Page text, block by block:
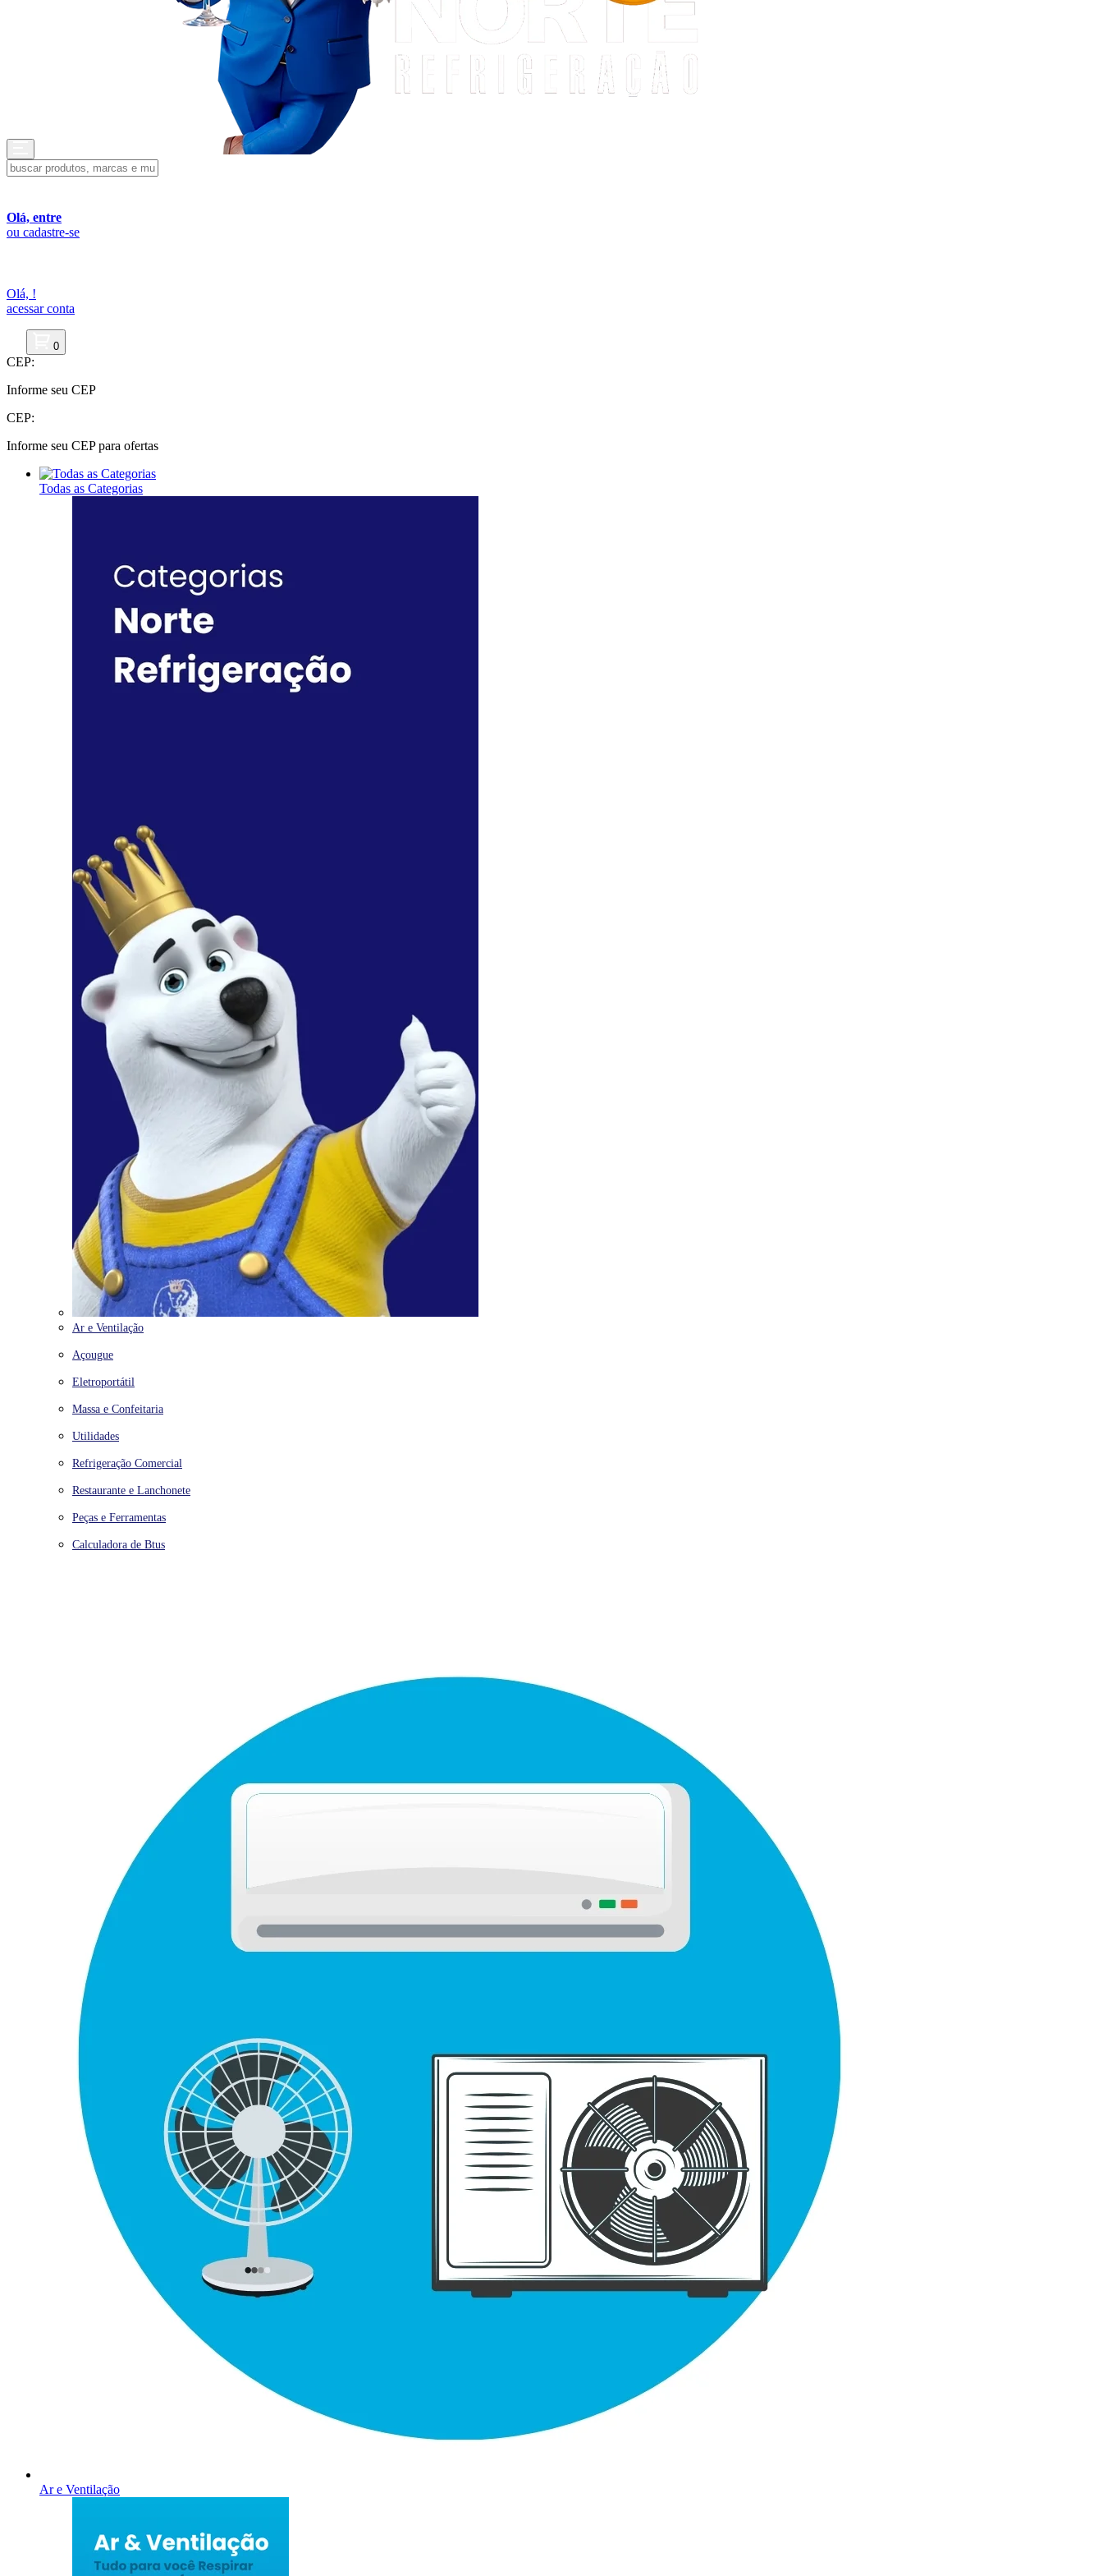
Olá, entre
ou cadastre-se
Olá, !
acessar conta
0
CEP:
Informe seu CEP
CEP:
Informe seu CEP para ofertas
Todas as Categorias
Ar e Ventilação
Açougue
Eletroportátil
Massa e Confeitaria
Utilidades
Refrigeração Comercial
Restaurante e Lanchonete
Peças e Ferramentas
Calculadora de Btus
Ar e Ventilação